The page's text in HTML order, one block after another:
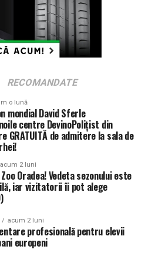
ORADEA
Oradea?
în Oradea! (FOTO/VIDEO)
RECOMANDATE
o lună
mondial David Sferle
centre DevinoPolițist din
GRATUITĂ de admitere la sala de
acum 2 luni
Oradea! Vedeta sezonului este
iar vizitatorii îi pot alege
acum 2 luni
profesională pentru elevii
europeni